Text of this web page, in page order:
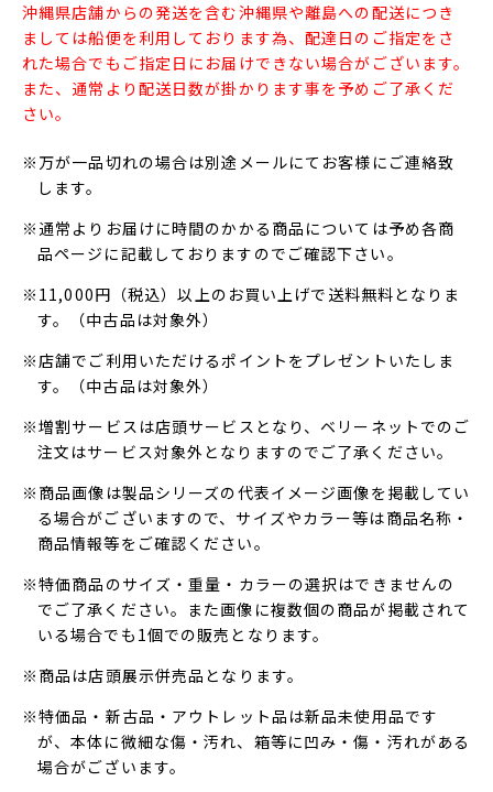
沖縄県店舗からの発送を含む沖縄県や離島への配送につき
ましては船便を利用しております為、配達日のご指定をさ
れた場合でもご指定日にお届けできない場合がございます。
また、通常より配送日数が掛かります事を予めご了承くだ
さい。
※万が一品切れの場合は別途メールにてお客様にご連絡致
します。
※通常よりお届けに時間のかかる商品については予め各商
品ページに記載しておりますのでご確認下さい。
※11,000円（税込）以上のお買い上げで送料無料となりま
す。（中古品は対象外）
※店舗でご利用いただけるポイントをプレゼントいたしま
す。（中古品は対象外）
※増割サービスは店頭サービスとなり、ベリーネットでのご
注文はサービス対象外となりますのでご了承ください。
※商品画像は製品シリーズの代表イメージ画像を掲載してい
る場合がございますので、サイズやカラー等は商品名称・
商品情報等をご確認ください。
※特価商品のサイズ・重量・カラーの選択はできませんの
でご了承ください。また画像に複数個の商品が掲載されて
いる場合でも1個での販売となります。
※商品は店頭展示併売品となります。
※特価品・新古品・アウトレット品は新品未使用品です
が、本体に微細な傷・汚れ、箱等に凹み・傷・汚れがある
場合がございます。